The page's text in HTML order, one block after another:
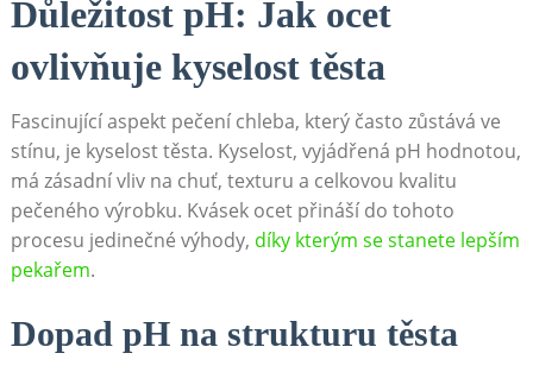
Důležitost pH: ‌Jak ⁣ocet
ovlivňuje kyselost těsta
Fascinující aspekt ‍pečení chleba, který často zůstává ve
stínu, je kyselost těsta. Kyselost, vyjádřená pH⁣ hodnotou,
má zásadní vliv na chuť, texturu a⁤ celkovou ⁣kvalitu⁢
pečeného výrobku. Kvásek ocet přináší ⁣do tohoto
procesu ​jedinečné výhody, díky‌ kterým se stanete lepším
⁢pekařem.
Dopad pH na strukturu těsta